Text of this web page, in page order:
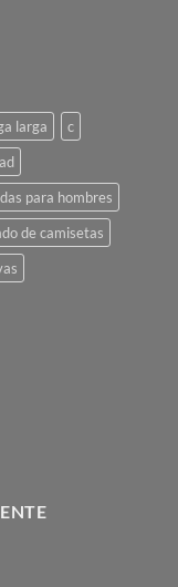
larga
c
para hombres
de camisetas